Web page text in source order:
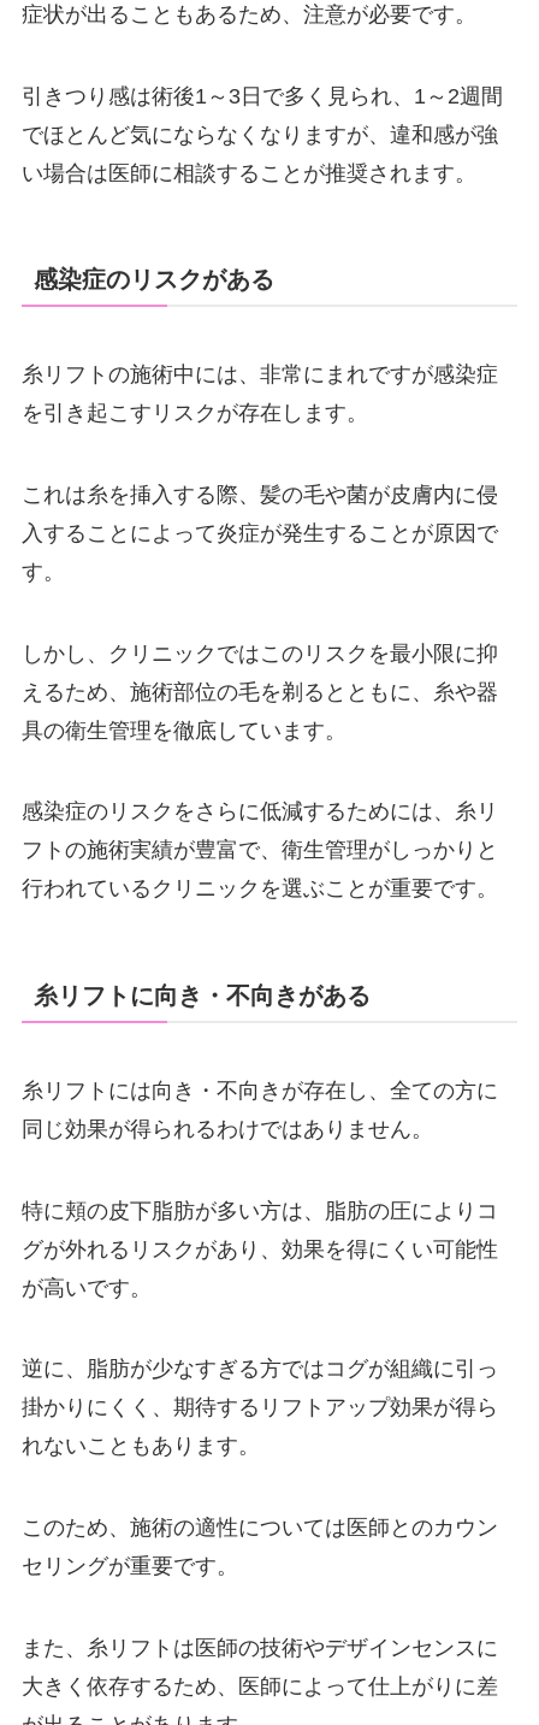
症状が出ることもあるため、注意が必要です。
引きつり感は術後1～3日で多く見られ、1～2週間
でほとんど気にならなくなりますが、違和感が強
い場合は医師に相談することが推奨されます。
感染症のリスクがある
糸リフトの施術中には、非常にまれですが感染症
を引き起こすリスクが存在します。
これは糸を挿入する際、髪の毛や菌が皮膚内に侵
入することによって炎症が発生することが原因で
す。
しかし、クリニックではこのリスクを最小限に抑
えるため、施術部位の毛を剃るとともに、糸や器
具の衛生管理を徹底しています。
感染症のリスクをさらに低減するためには、糸リ
フトの施術実績が豊富で、衛生管理がしっかりと
行われているクリニックを選ぶことが重要です。
糸リフトに向き・不向きがある
糸リフトには向き・不向きが存在し、全ての方に
同じ効果が得られるわけではありません。
特に頬の皮下脂肪が多い方は、脂肪の圧によりコ
グが外れるリスクがあり、効果を得にくい可能性
が高いです。
逆に、脂肪が少なすぎる方ではコグが組織に引っ
掛かりにくく、期待するリフトアップ効果が得ら
れないこともあります。
このため、施術の適性については医師とのカウン
セリングが重要です。
また、糸リフトは医師の技術やデザインセンスに
大きく依存するため、医師によって仕上がりに差